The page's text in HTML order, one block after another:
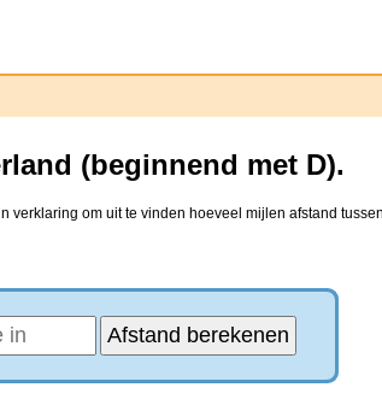
(beginnend met D).
verklaring om uit te vinden hoeveel mijlen afstand